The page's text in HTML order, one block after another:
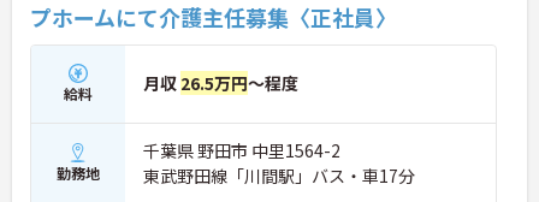
プホームにて介護主任募集〈正社員〉
給料 月収 26.5万円～程度
勤務地
千葉県 野田市 中里1564-2
東武野田線「川間駅」バス・車17分